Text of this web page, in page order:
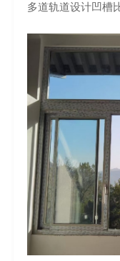
多道轨道设计凹槽